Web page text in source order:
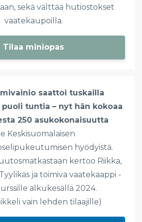
sekä välttää hutiostokset
vaatekaupoilla.
Tilaa miniopas
saattoi tuskailla
tuntia – nyt hän kokoaa
250 asukokonaisuutta
Keskisuomalaisen
hyödyistä.
kertoo Riikka,
ja toimiva vaatekaappi -
alkukesällä 2024.
vain lehden tilaajille)